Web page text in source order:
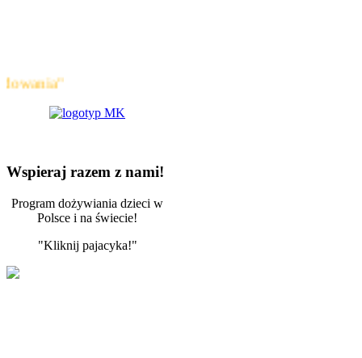
Wspieraj razem z nami!
Program dożywiania dzieci w
Polsce i na świecie!
"Kliknij pajacyka!"